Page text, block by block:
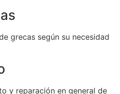
grecas según su necesidad
y reparación en general de